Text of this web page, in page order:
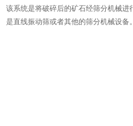
该系统是将破碎后的矿石经筛分机械
是直线振动筛或者其他的筛分机械设备。